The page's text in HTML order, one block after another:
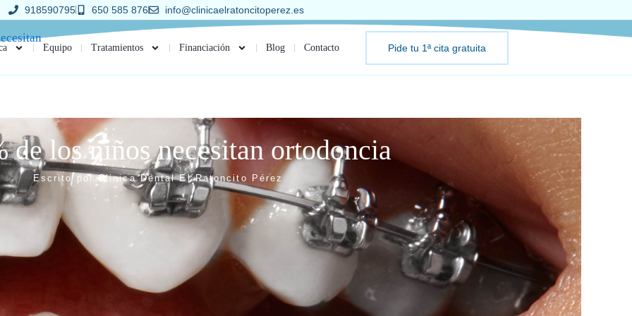
918590795 650 585 876 info@clinicaelratoncitoperez.es
Equipo Tratamientos Financiación Blog Contacto Pide tu 1ª cita gratuita
de los niños necesitan ortodoncia
Escrito porClinica Dental El Ratoncito Pérez